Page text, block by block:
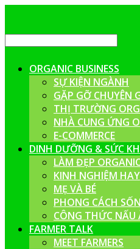
ORGANIC BUSINESS
SỰ KIỆN NGÀNH
GẶP GỠ CHUYÊN
THỊ TRƯỜNG
NHÀ CUNG ỨNG
E-COMMERCE
DINH DƯỠNG & SỨC
LÀM ĐẸP
KINH NGHIỆM HAY
MẸ VÀ BÉ
PHONG CÁCH
CÔNG THỨC NẤU
FARMER TALK
MEET FARMERS